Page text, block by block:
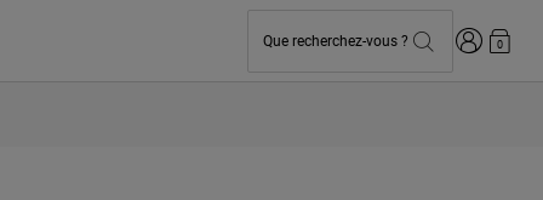
Que recherchez-vous ? Connexion
0